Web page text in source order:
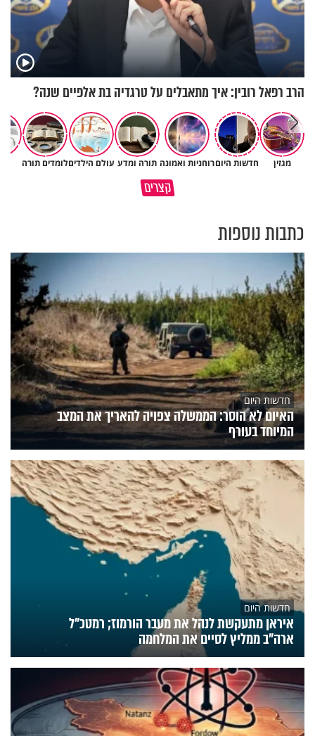
הרב רפאל רובין: איך מתאבלים על טרגדיה בת אלפיים שנה?
מגזין חדשות היוםרוחניות ואמונה תורה ומדע עולם הילדיםלומדים תורה
קצרים
תעצרו לפני שאתם מוציאים דיבה
כתבות נוספות
חדשות היום
האיום לא הוסר: הממשלה צפויה להאריך את המצב
המיוחד בעורף
חדשות היום
איראן מתעקשת לנהל את מעבר הורמוז; רמטכ"ל
ארה"ב ממליץ לסיים את המלחמה